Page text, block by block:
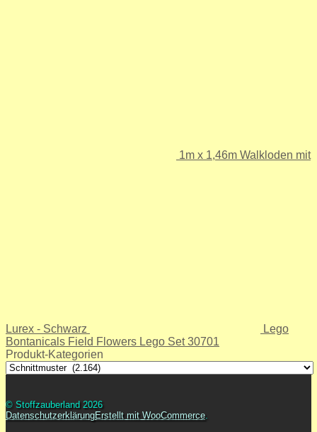
1m x 1,46m Walkloden mit
Lurex - Schwarz
Lego
Bontanicals Field Flowers Lego Set 30701
Produkt-Kategorien
© Stoffzauberland 2026
DatenschutzerklärungErstellt mit WooCommerce.